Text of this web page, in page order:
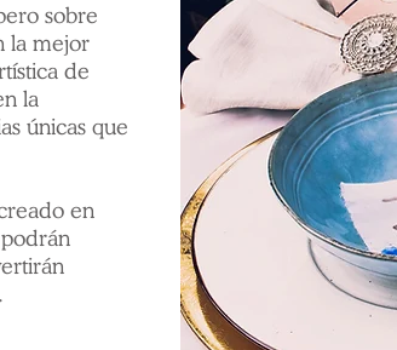
sobre
la mejor
de
la
únicas que
en